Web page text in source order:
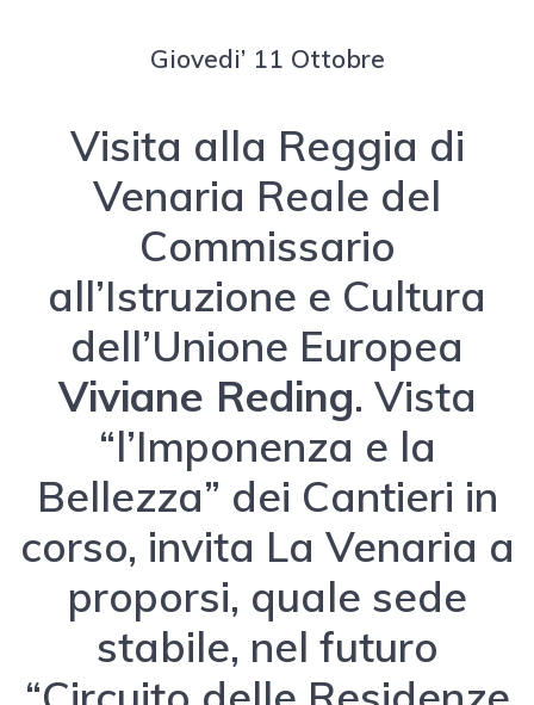
Giovedi’ 11 Ottobre
Visita alla Reggia di
Venaria Reale del
Commissario
all’Istruzione e Cultura
dell’Unione Europea
Viviane Reding. Vista
“l’Imponenza e la
Bellezza” dei Cantieri in
corso, invita La Venaria a
proporsi, quale sede
stabile, nel futuro